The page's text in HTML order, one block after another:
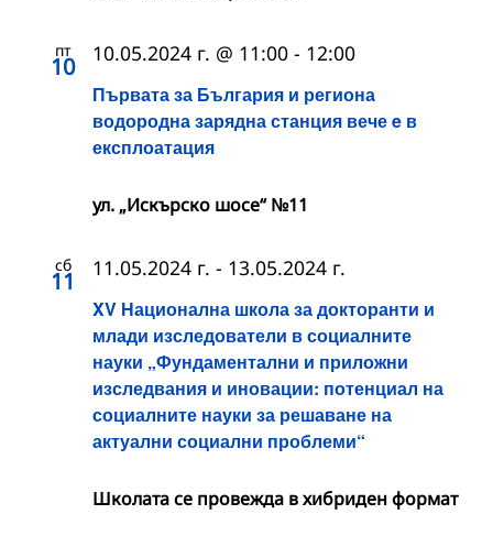
пт
10
Първата за България и региона
водородна зарядна станция вече e в
експлоатация
10.05.2024 г. @ 11:00 - 12:00
ул. „Искърско шосе“ №11
сб
11
XV Национална школа за докторанти и
млади изследователи в социалните
науки „Фундаментални и приложни
изследвания и иновации: потенциал на
социалните науки за решаване на
актуални социални проблеми“
11.05.2024 г. - 13.05.2024 г.
Школата се провежда в хибриден формат